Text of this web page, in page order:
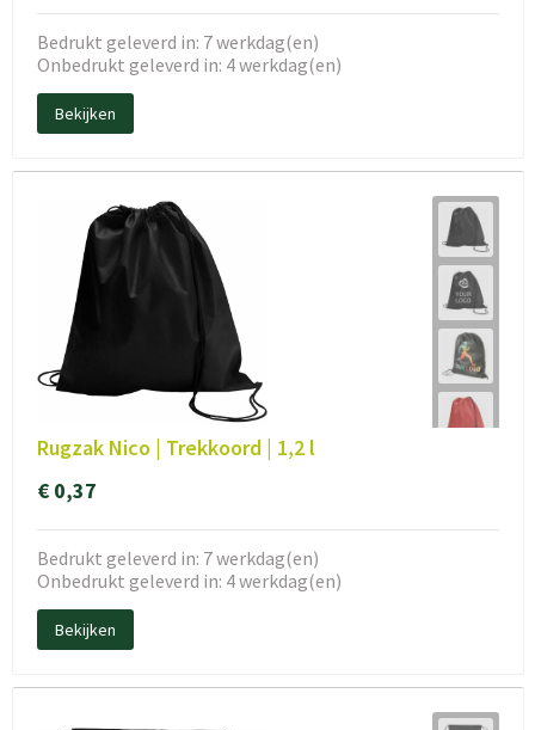
Bedrukt geleverd in: 7 werkdag(en)
Onbedrukt geleverd in: 4 werkdag(en)
Bekijken
Rugzak Nico | Trekkoord | 1,2 l
€ 0,37
Bedrukt geleverd in: 7 werkdag(en)
Onbedrukt geleverd in: 4 werkdag(en)
Bekijken